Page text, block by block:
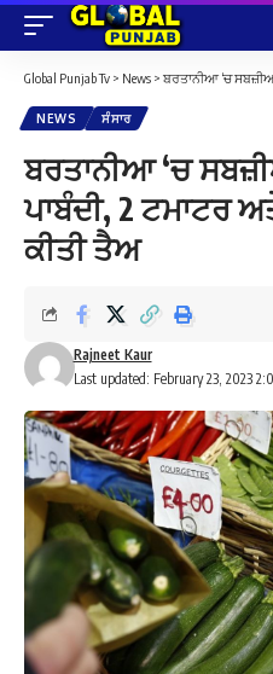
Global Punjab Tv > News > ਬਰਤਾਨੀਆ ‘ਚ ਸਬਜ਼ੀਆਂ
NEWS ਸੰਸਾਰ
ਬਰਤਾਨੀਆ ‘ਚ
ਪਾਬੰਦੀ, 2 ਟਮਾਟਰ
ਕੀਤੀ ਤੈਅ
Last updated: February 23, 2023
Rajneet Kaur